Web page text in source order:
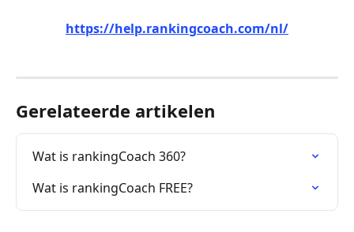
https://help.rankingcoach.com/nl/
Gerelateerde artikelen
Wat is rankingCoach 360?
Wat is rankingCoach FREE?